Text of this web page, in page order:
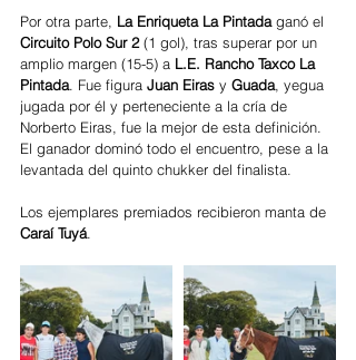
Por otra parte, La Enriqueta La Pintada ganó el
Circuito Polo Sur 2 (1 gol), tras superar por un
amplio margen (15-5) a L.E. Rancho Taxco La
Pintada. Fue figura Juan Eiras y Guada, yegua
jugada por él y perteneciente a la cría de
Norberto Eiras, fue la mejor de esta definición.
El ganador dominó todo el encuentro, pese a la
levantada del quinto chukker del finalista.
Los ejemplares premiados recibieron manta de
Caraí Tuyá.